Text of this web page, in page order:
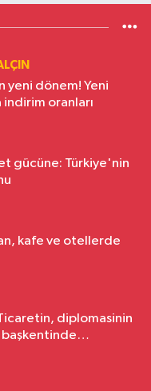
yeni dönem! Yeni
oranları
gücüne: Türkiye'nin
kafe ve otellerde
diplomasinin
başkentinde